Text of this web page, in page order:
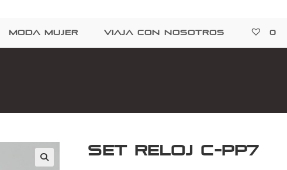
MODA MUJER VIAJA CON NOSOTROS 0
Set Reloj C-PP7